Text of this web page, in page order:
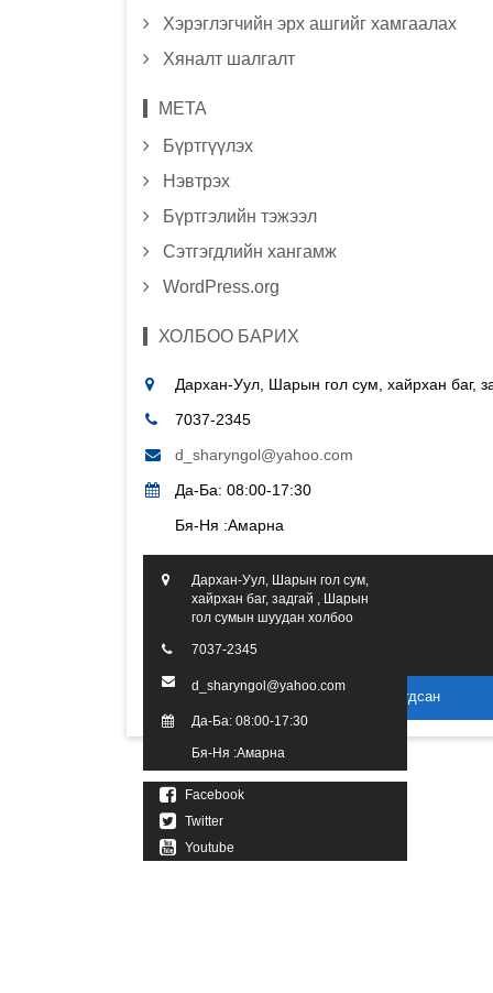
Хэрэглэгчийн эрх ашгийг хамгаалах
Хяналт шалгалт
МЕТА
Бүртгүүлэх
Нэвтрэх
Бүртгэлийн тэжээл
Сэтгэгдлийн хангамж
WordPress.org
ХОЛБОО БАРИХ
Дархан-Уул, Шарын гол сум, хайрхан баг,
7037-2345
d_sharyngol@yahoo.com
Да-Ба: 08:00-17:30
Бя-Ня :Амарна
Дархан-Уул, Шарын гол сум,
хайрхан баг, задгай , Шарын
гол сумын шуудан холбоо
7037-2345
d_sharyngol@yahoo.com
Да-Ба: 08:00-17:30
Бя-Ня :Амарна
Facebook
Twitter
Youtube
2016 он. Бүх эрх хуулиар хамгаалагдсан